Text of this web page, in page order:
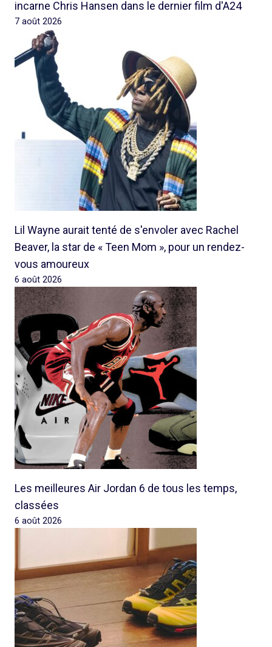
incarne Chris Hansen dans le dernier film d'A24
7 août 2026
Lil Wayne aurait tenté de s'envoler avec Rachel
Beaver, la star de « Teen Mom », pour un rendez-
vous amoureux
6 août 2026
Les meilleures Air Jordan 6 de tous les temps,
classées
6 août 2026